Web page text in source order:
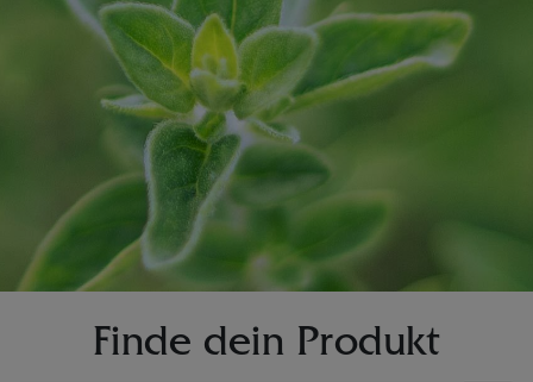
Finde dein Produkt